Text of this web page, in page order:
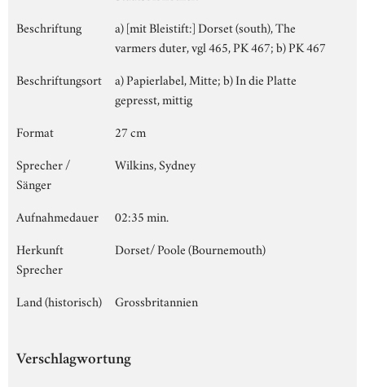
Beschriftung
a) [mit Bleistift:] Dorset (south), The
varmers duter, vgl 465, PK 467; b) PK 467
Beschriftungsort
a) Papierlabel, Mitte; b) In die Platte
gepresst, mittig
Format
27 cm
Sprecher /
Sänger
Wilkins, Sydney
Aufnahmedauer
02:35 min.
Herkunft
Sprecher
Dorset/ Poole (Bournemouth)
Land (historisch) Grossbritannien
Verschlagwortung